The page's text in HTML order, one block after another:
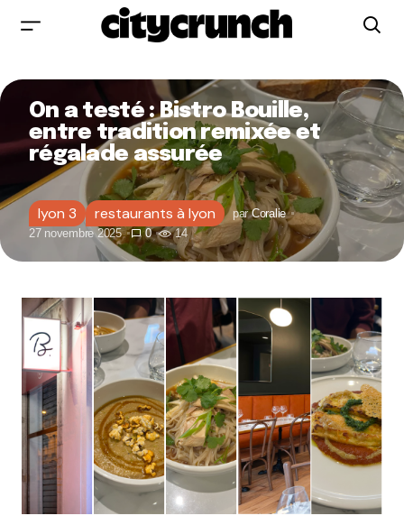
On a testé : Bistro Bouille,
entre tradition remixée et
régalade assurée
lyon 3 restaurants à lyon par Coralie
27 novembre 2025
0 14